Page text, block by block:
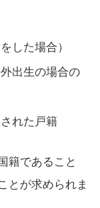
した場合）
出生の場合の
れた戸籍
籍であること
とが求められま